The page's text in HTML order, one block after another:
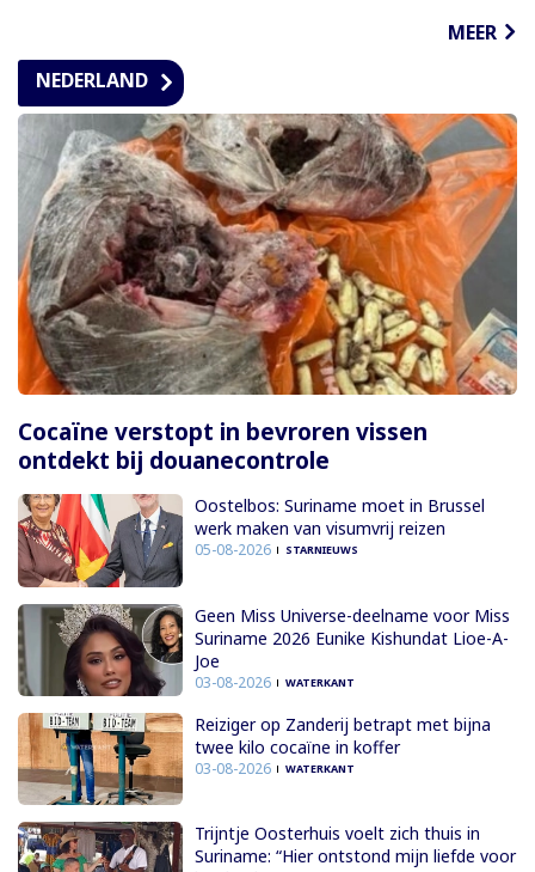
MEER
NEDERLAND
Cocaïne verstopt in bevroren vissen
ontdekt bij douanecontrole
Oostelbos: Suriname moet in Brussel
werk maken van visumvrij reizen
05-08-2026 STARNIEUWS
Geen Miss Universe-deelname voor Miss
Suriname 2026 Eunike Kishundat Lioe-A-
Joe
03-08-2026 WATERKANT
Reiziger op Zanderij betrapt met bijna
twee kilo cocaïne in koffer
03-08-2026 WATERKANT
Trijntje Oosterhuis voelt zich thuis in
Suriname: “Hier ontstond mijn liefde voor